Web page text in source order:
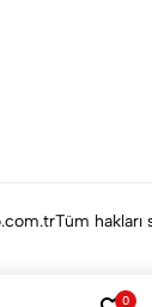
Tüm hakları
0